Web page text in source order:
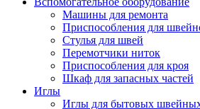
Машины для ремонта
Приспособления для
Стулья для швей
Перемотчики ниток
Приспособления для кроя
Шкаф для запасных частей
Иглы
Иглы для бытовых